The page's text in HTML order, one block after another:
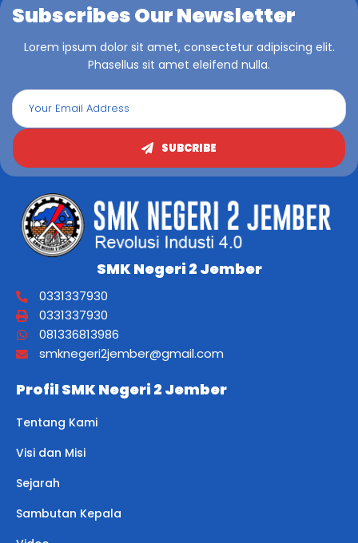
Subscribes Our Newsletter
Lorem ipsum dolor sit amet, consectetur adipiscing elit.
Phasellus sit amet eleifend nulla.
SUBCRIBE
SMK Negeri 2 Jember
0331337930
0331337930
081336813986
smknegeri2jember@gmail.com
Profil SMK Negeri 2 Jember
Tentang Kami
Visi dan Misi
Sejarah
Sambutan Kepala